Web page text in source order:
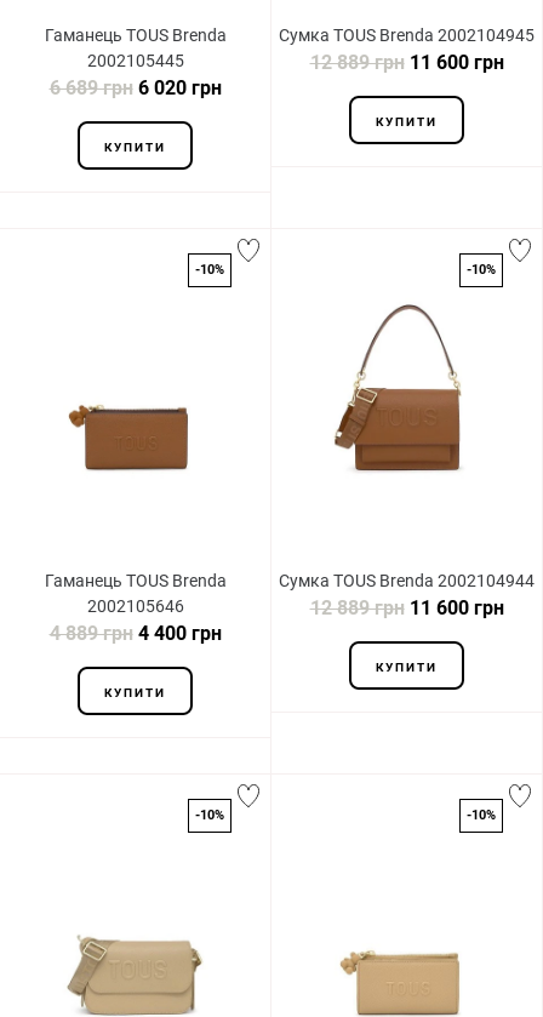
Гаманець TOUS Brenda
2002105445
6 689 грн6 020 грн
КУПИТИ
Сумка TOUS Brenda 2002104945
12 889 грн11 600 грн
КУПИТИ
-10%
Гаманець TOUS Brenda
2002105646
4 889 грн4 400 грн
КУПИТИ
-10%
Сумка TOUS Brenda 2002104944
12 889 грн11 600 грн
КУПИТИ
-10% -10%